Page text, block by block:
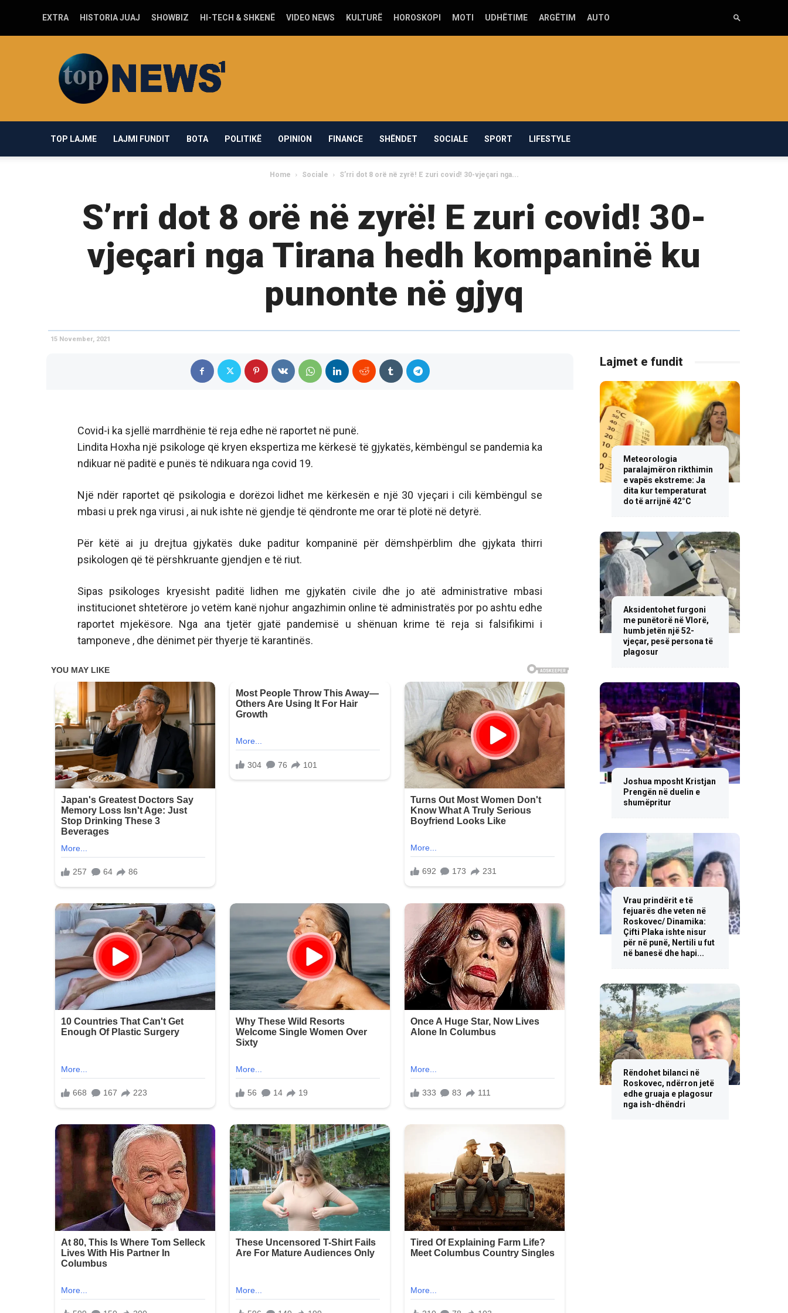
EXTRA HISTORIA JUAJ SHOWBIZ HI-TECH & SHKENË VIDEO NEWS KULTURË HOROSKOPI MOTI UDHËTIME ARGËTIM AUTO
news1.com
TOP LAJME LAJMI FUNDIT BOTA POLITIKË OPINION FINANCE SHËNDET SOCIALE SPORT LIFESTYLE
Home Sociale S’rri dot 8 orë në zyrë! E zuri covid! 30-vjeçari nga...
S’rri dot 8 orë në zyrë! E zuri covid! 30-
vjeçari nga Tirana hedh kompaninë ku
punonte në gjyq
15 November, 2021
Covid-i ka sjellë marrdhënie të reja edhe në raportet në punë.
Lindita Hoxha një psikologe që kryen ekspertiza me kërkesë të gjykatës, këmbëngul se pandemia ka
ndikuar në paditë e punës të ndikuara nga covid 19.
Një ndër raportet që psikologia e dorëzoi lidhet me kërkesën e një 30 vjeçari i cili këmbëngul se
mbasi u prek nga virusi , ai nuk ishte në gjendje të qëndronte me orar të plotë në detyrë.
Për këtë ai ju drejtua gjykatës duke paditur kompaninë për dëmshpërblim dhe gjykata thirri
psikologen që të përshkruante gjendjen e të riut.
Sipas psikologes kryesisht paditë lidhen me gjykatën civile dhe jo atë administrative mbasi
institucionet shtetërore jo vetëm kanë njohur angazhimin online të administratës por po ashtu edhe
raportet mjekësore. Nga ana tjetër gjatë pandemisë u shënuan krime të reja si falsifikimi i
tamponeve , dhe dënimet për thyerje të karantinës.
Lajmet e fundit
Meteorologia
paralajmëron rikthimin
e vapës ekstreme: Ja
dita kur temperaturat
do të arrijnë 42°C
Aksidentohet furgoni
me punëtorë në Vlorë,
humb jetën një 52-
vjeçar, pesë persona të
plagosur
Joshua mposht Kristjan
Prengën në duelin e
shumëpritur
Vrau prindërit e të
fejuarës dhe veten në
Roskovec/ Dinamika:
Çifti Plaka ishte nisur
për në punë, Nertili u fut
në banesë dhe hapi...
Rëndohet bilanci në
Roskovec, ndërron jetë
edhe gruaja e plagosur
nga ish-dhëndri